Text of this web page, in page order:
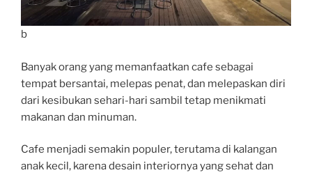
b
Banyak orang yang memanfaatkan cafe sebagai
tempat bersantai, melepas penat, dan melepaskan diri
dari kesibukan sehari-hari sambil tetap menikmati
makanan dan minuman.
Cafe menjadi semakin populer, terutama di kalangan
anak kecil, karena desain interiornya yang sehat dan